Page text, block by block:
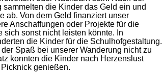
die Kinder das Geld ein und
ab. Von dem Geld finanziert unser
Anschaffungen oder Projekte für die
sich sonst nicht leisten könnte. In
die Kinder für die Schulhofgestaltung.
Spaß bei unserer Wanderung nicht zu
konnten die Kinder nach Herzenslust
genießen.